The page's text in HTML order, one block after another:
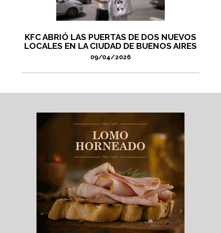
KFC ABRIÓ LAS PUERTAS DE DOS NUEVOS
LOCALES EN LA CIUDAD DE BUENOS AIRES
09/04/2026